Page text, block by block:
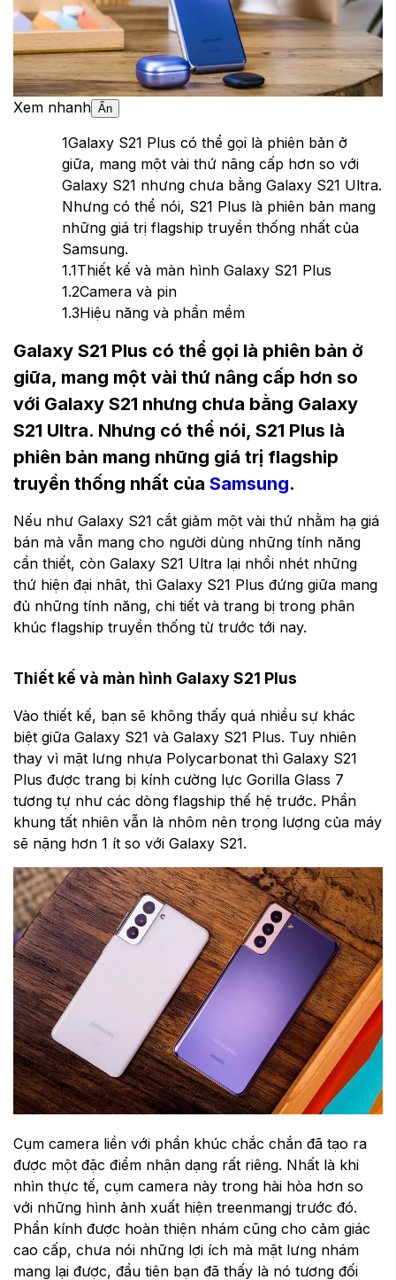
Xem nhanh Ẩn
1Galaxy S21 Plus có thể gọi là phiên bản ở
giữa, mang một vài thứ nâng cấp hơn so với
Galaxy S21 nhưng chưa bằng Galaxy S21 Ultra.
Nhưng có thể nói, S21 Plus là phiên bản mang
những giá trị flagship truyền thống nhất của
Samsung.
1.1Thiết kế và màn hình Galaxy S21 Plus
1.2Camera và pin
1.3Hiệu năng và phần mềm
Galaxy S21 Plus có thể gọi là phiên bản ở
giữa, mang một vài thứ nâng cấp hơn so
với Galaxy S21 nhưng chưa bằng Galaxy
S21 Ultra. Nhưng có thể nói, S21 Plus là
phiên bản mang những giá trị flagship
truyền thống nhất của Samsung.
Nếu như Galaxy S21 cắt giảm một vài thứ nhằm hạ giá
bán mà vẫn mang cho người dùng những tính năng
cần thiết, còn Galaxy S21 Ultra lại nhồi nhét những
thứ hiện đại nhât, thì Galaxy S21 Plus đứng giữa mang
đủ những tính năng, chi tiết và trang bị trong phân
khúc flagship truyền thống từ trước tới nay.
Thiết kế và màn hình Galaxy S21 Plus
Vào thiết kế, bạn sẽ không thấy quá nhiều sự khác
biệt giữa Galaxy S21 và Galaxy S21 Plus. Tuy nhiên
thay vì mặt lưng nhựa Polycarbonat thì Galaxy S21
Plus được trang bị kính cường lực Gorilla Glass 7
tương tự như các dòng flagship thế hệ trước. Phần
khung tất nhiên vẫn là nhôm nên trọng lượng của máy
sẽ nặng hơn 1 ít so với Galaxy S21.
Cụm camera liền với phần khúc chắc chắn đã tạo ra
được một đặc điểm nhận dạng rất riêng. Nhất là khi
nhìn thực tế, cụm camera này trong hài hòa hơn so
với những hình ảnh xuất hiện treenmangj trước đó.
Phần kính được hoàn thiện nhám cũng cho cảm giác
cao cấp, chưa nói những lợi ích mà mặt lưng nhám
mang lại được, đầu tiên bạn đã thấy là nó tương đối